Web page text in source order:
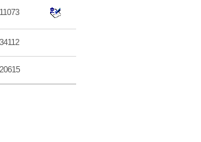
11073
34112
20615